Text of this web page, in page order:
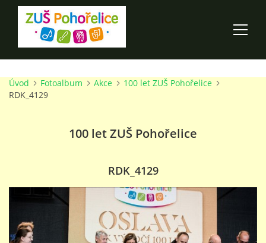
ÚVOD
O ŠKOLE
PRO RODIČE
Úvod Fotoalbum Akce
100 let ZUŠ Pohořelice
RDK_4129
100 let ZUŠ Pohořelice
RDK_4129